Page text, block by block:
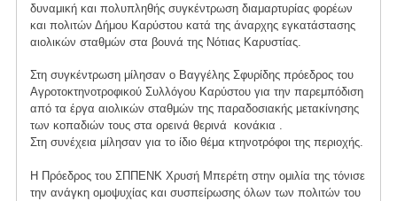
δυναμική και πολυπληθής συγκέντρωση διαμαρτυρίας φορέων
και πολιτών Δήμου Καρύστου κατά της άναρχης εγκατάστασης
αιολικών σταθμών στα βουνά της Νότιας Καρυστίας.
Στη συγκέντρωση μίλησαν ο Βαγγέλης Σφυρίδης πρόεδρος του
Αγροτοκτηνοτροφικού Συλλόγου Καρύστου για την παρεμπόδιση
από τα έργα αιολικών σταθμών της παραδοσιακής μετακίνησης
των κοπαδιών τους στα ορεινά θερινά κονάκια .
Στη συνέχεια μίλησαν για το ίδιο θέμα κτηνοτρόφοι της περιοχής.
Η Πρόεδρος του ΣΠΠΕΝΚ Χρυσή Μπερέτη στην ομιλία της τόνισε
την ανάγκη ομοψυχίας και συσπείρωσης όλων των πολιτών του